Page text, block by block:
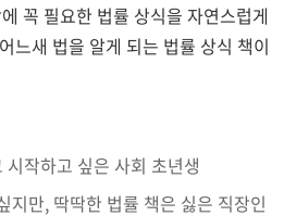
꼭 필요한 법률 상식을 자연스럽게
느새 법을 알게 되는 법률 상식 책이
작하고 싶은 사회 초년생
지만, 딱딱한 법률 책은 싫은 직장인